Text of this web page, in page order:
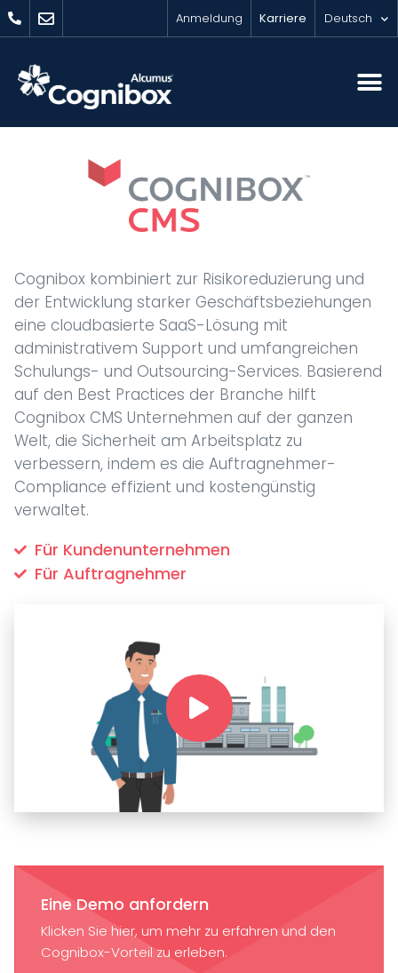
Anmeldung Karriere Deutsch
Cognibox kombiniert zur Risikoreduzierung und
der Entwicklung starker Geschäftsbeziehungen
eine cloudbasierte SaaS-Lösung mit
administrativem Support und umfangreichen
Schulungs- und Outsourcing-Services. Basierend
auf den Best Practices der Branche hilft
Cognibox CMS Unternehmen auf der ganzen
Welt, die Sicherheit am Arbeitsplatz zu
verbessern, indem es die Auftragnehmer-
Compliance effizient und kostengünstig
verwaltet.
Für Kundenunternehmen
Für Auftragnehmer
Eine Demo anfordern
Klicken Sie hier, um mehr zu erfahren und den
Cognibox-Vorteil zu erleben.